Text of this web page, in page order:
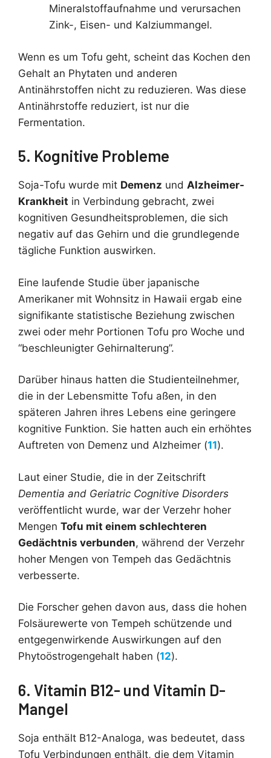
Mineralstoffaufnahme und verursachen
Zink-, Eisen- und Kalziummangel.
Wenn es um Tofu geht, scheint das Kochen den
Gehalt an Phytaten und anderen
Antinährstoffen nicht zu reduzieren. Was diese
Antinährstoffe reduziert, ist nur die
Fermentation.
5. Kognitive Probleme
Soja-Tofu wurde mit Demenz und Alzheimer-
Krankheit in Verbindung gebracht, zwei
kognitiven Gesundheitsproblemen, die sich
negativ auf das Gehirn und die grundlegende
tägliche Funktion auswirken.
Eine laufende Studie über japanische
Amerikaner mit Wohnsitz in Hawaii ergab eine
signifikante statistische Beziehung zwischen
zwei oder mehr Portionen Tofu pro Woche und
“beschleunigter Gehirnalterung”.
Darüber hinaus hatten die Studienteilnehmer,
die in der Lebensmitte Tofu aßen, in den
späteren Jahren ihres Lebens eine geringere
kognitive Funktion. Sie hatten auch ein erhöhtes
Auftreten von Demenz und Alzheimer (11).
Laut einer Studie, die in der Zeitschrift
Dementia and Geriatric Cognitive Disorders
veröffentlicht wurde, war der Verzehr hoher
Mengen Tofu mit einem schlechteren
Gedächtnis verbunden, während der Verzehr
hoher Mengen von Tempeh das Gedächtnis
verbesserte.
Die Forscher gehen davon aus, dass die hohen
Folsäurewerte von Tempeh schützende und
entgegenwirkende Auswirkungen auf den
Phytoöstrogengehalt haben (12).
6. Vitamin B12- und Vitamin D-
Mangel
Soja enthält B12-Analoga, was bedeutet, dass
Tofu Verbindungen enthält, die dem Vitamin